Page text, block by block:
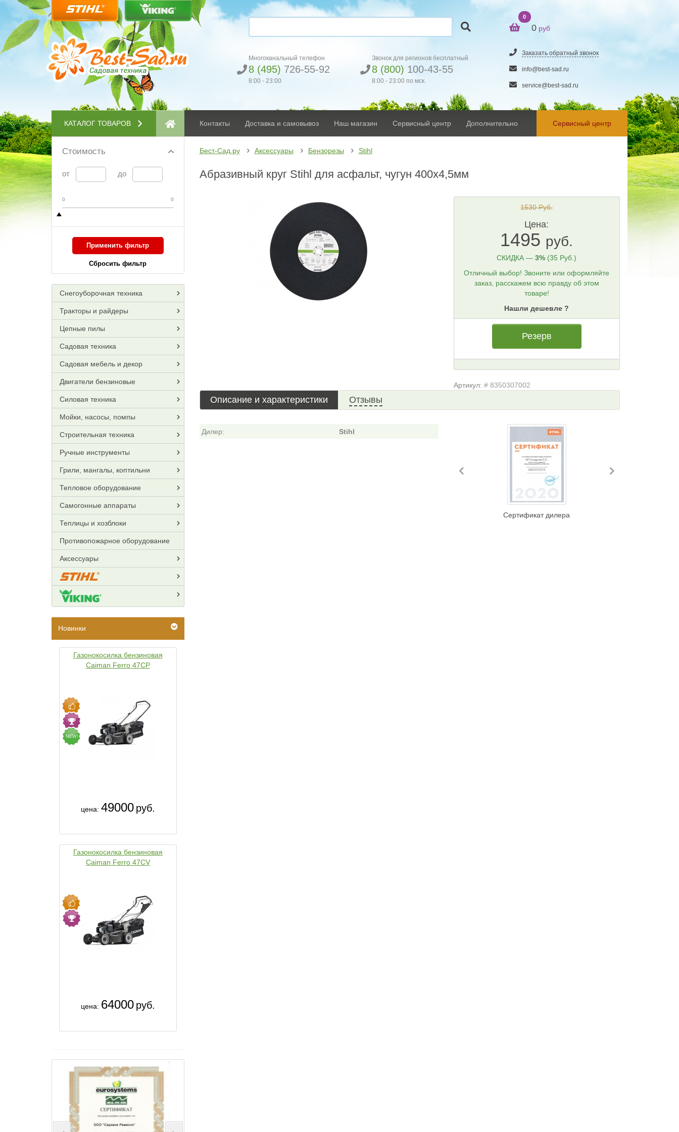
Многоканальный телефон
8 (495) 726-55-92
8:00 - 23:00
Звонок для регионов бесплатный
8 (800) 100-43-55
8:00 - 23:00 по мск.
0
0 руб
Заказать обратный звонок
info@best-sad.ru
service@best-sad.ru
КАТАЛОГ ТОВАРОВ Контакты Доставка и самовывоз Наш магазин Сервисный центр Дополнительно Сервисный центр
Стоимость
от до
0 0
Применить фильтр
Сбросить фильтр
Снегоуборочная техника
Тракторы и райдеры
Цепные пилы
Садовая техника
Садовая мебель и декор
Двигатели бензиновые
Силовая техника
Мойки, насосы, помпы
Строительная техника
Ручные инструменты
Грили, мангалы, коптильни
Тепловое оборудование
Самогонные аппараты
Теплицы и хозблоки
Противопожарное оборудование
Аксессуары
Новинки
Газонокосилка бензиновая
Caiman Ferro 47CP
NEW!
цена: 49000 руб.
Газонокосилка бензиновая
Caiman Ferro 47CV
цена: 64000 руб.
Бест-Сад.ру Аксессуары Бензорезы Stihl
Абразивный круг Stihl для асфальт, чугун 400х4,5мм
1530 Руб.
Цена:
1495 руб.
СКИДКА —3% (35 Руб.)
Отличный выбор! Звоните или оформляйте
заказ, расскажем всю правду об этом
товаре!
Нашли дешевле ?
Резерв
Артикул: # 8350307002
Описание и характеристики Отзывы
Дилер: Stihl
Сертификат дилера
Previous